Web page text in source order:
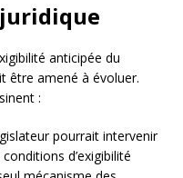
anticipée du
être amené à évoluer.
:
pourrait intervenir
d’exigibilité